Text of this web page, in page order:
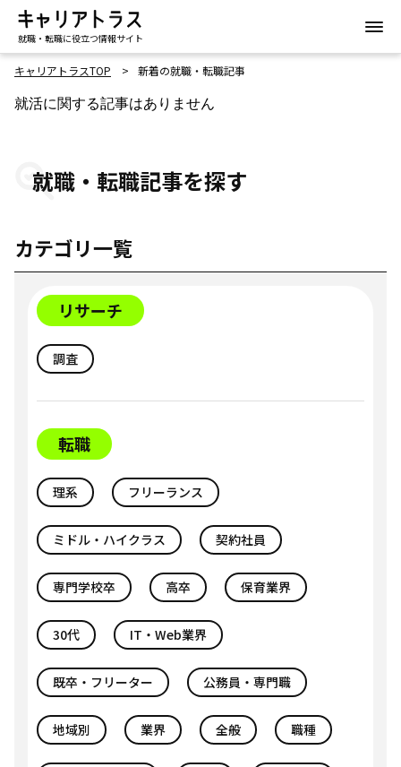
就職・転職に役立つ情報サイト
キャリアトラスTOP 新着の就職・転職記事
就活に関する記事はありません
就職・転職記事を探す
カテゴリ一覧
リサーチ
調査
転職
理系 フリーランス
ミドル・ハイクラス 契約社員
専門学校卒 高卒 保育業界
30代 IT・Web業界
既卒・フリーター 公務員・専門職
地域別 業界 全般 職種